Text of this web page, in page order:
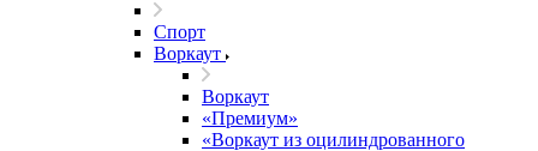
Спорт
Воркаут
Воркаут
«Премиум»
«Воркаут из оцилиндрованного